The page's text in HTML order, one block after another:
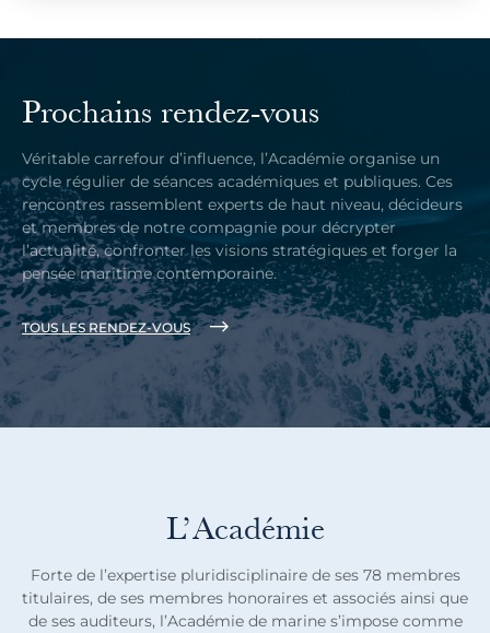
Prochains rendez-vous
Véritable carrefour d’influence, l’Académie organise un
cycle régulier de séances académiques et publiques. Ces
rencontres rassemblent experts de haut niveau, décideurs
et membres de notre compagnie pour décrypter
l’actualité, confronter les visions stratégiques et forger la
pensée maritime contemporaine.
TOUS LES RENDEZ-VOUS
L’Académie
Forte de l’expertise pluridisciplinaire de ses 78 membres
titulaires, de ses membres honoraires et associés ainsi que
de ses auditeurs, l’Académie de marine s’impose comme